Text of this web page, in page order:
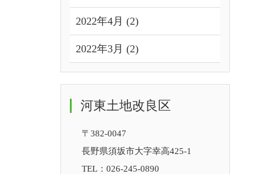
2022年4月 (2)
2022年3月 (2)
河東土地改良区
〒382-0047
長野県須坂市大字幸高425-1
TEL： 026-245-0890